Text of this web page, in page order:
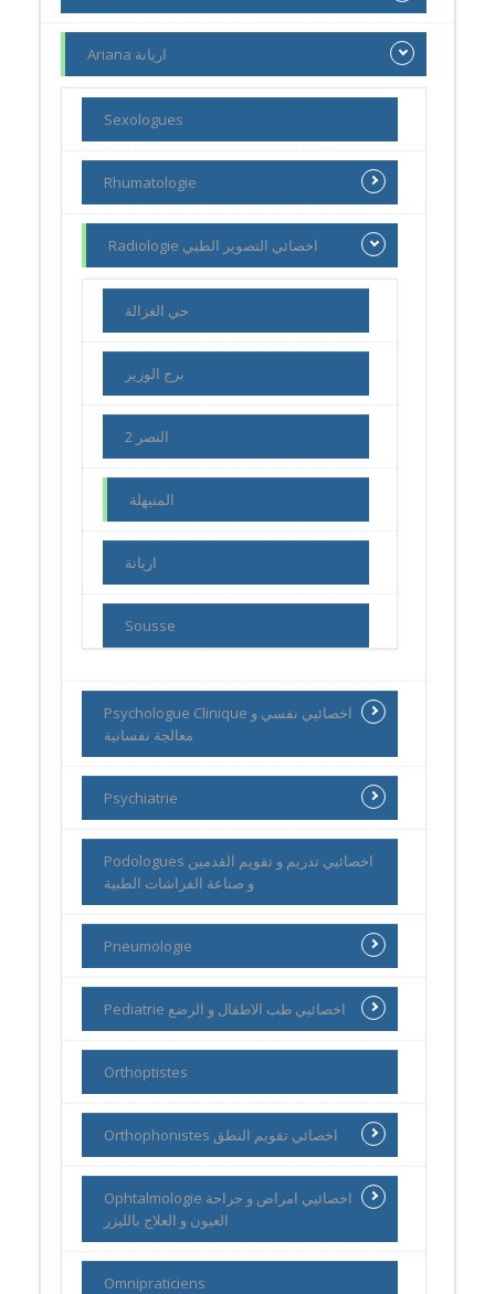
Ariana اريانة
Sexologues
Rhumatologie
Radiologie اخصائي التصوير الطبي
حي الغزالة
برج الوزير
النصر 2
المنيهلة
اريانة
Sousse
Psychologue Clinique اخصائيي نفسي و
معالجة نفسانية
Psychiatrie
Podologues اخصائيي تدريم و تقويم القدمين
و صناعة الفراشات الطبية
Pneumologie
Pediatrie اخصائيي طب الاطفال و الرضع
Orthoptistes
Orthophonistes اخصائي تقويم النطق
Ophtalmologie اخصائيي امراض و جراحة
العيون و العلاج بالليزر
Omnipraticiens